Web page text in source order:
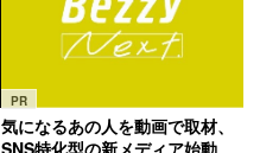
PR
気になるあの人を動画で取材、